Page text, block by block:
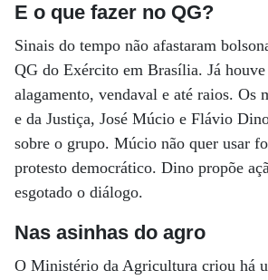
E o que fazer no QG?
Sinais do tempo não afastaram
QG do Exército em Brasília. Já
alagamento, vendaval e até raios. Os
e da Justiça, José Múcio e Flávio
sobre o grupo. Múcio não quer usar
protesto democrático. Dino propõe
esgotado o diálogo.
Nas asinhas do agro
O Ministério da Agricultura criou há